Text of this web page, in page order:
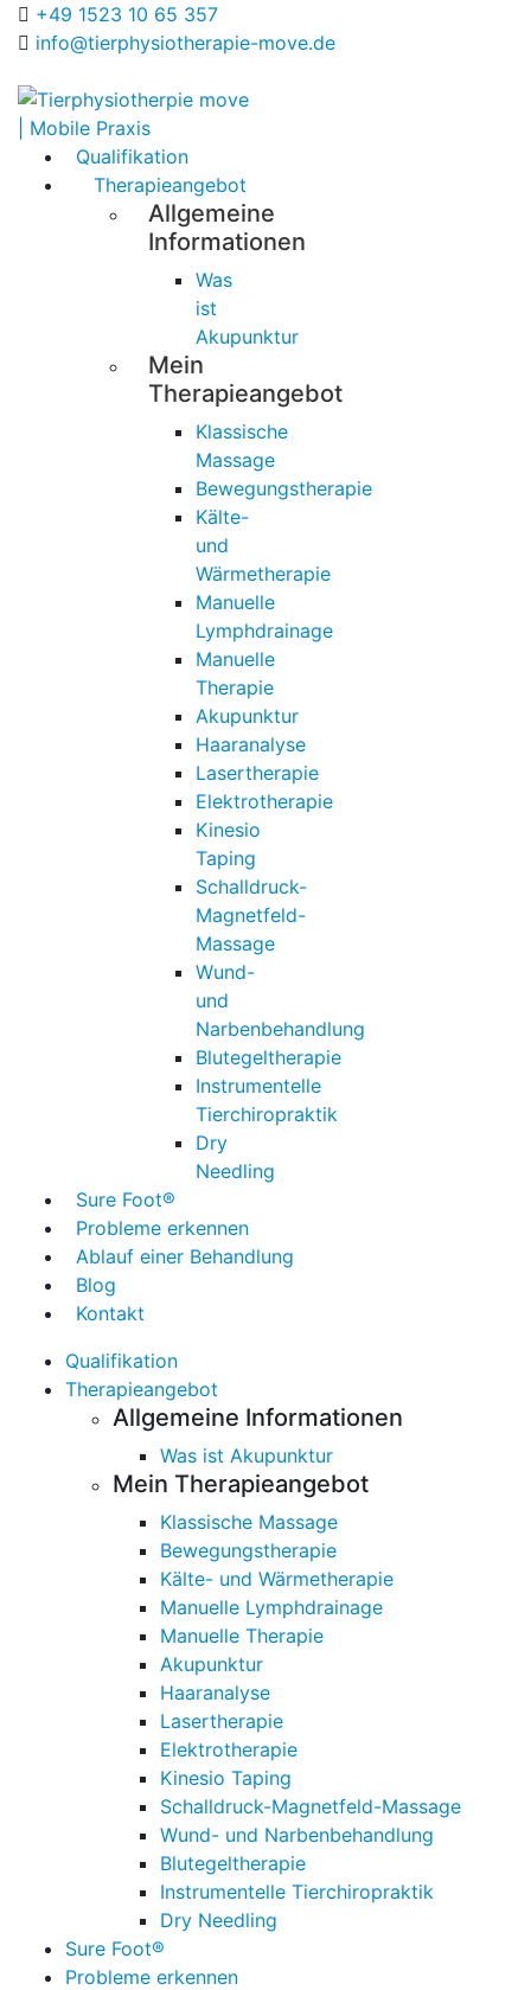
+49 1523 10 65 357
info@tierphysiotherapie-move.de
Qualifikation
Therapieangebot
Allgemeine
Informationen
Was
ist
Akupunktur
Mein
Therapieangebot
Klassische
Massage
Bewegungstherapie
Kälte-
und
Wärmetherapie
Manuelle
Lymphdrainage
Manuelle
Therapie
Akupunktur
Haaranalyse
Lasertherapie
Elektrotherapie
Kinesio
Taping
Schalldruck-
Magnetfeld-
Massage
Wund-
und
Narbenbehandlung
Blutegeltherapie
Instrumentelle
Tierchiropraktik
Dry
Needling
Sure Foot®
Probleme erkennen
Ablauf einer Behandlung
Blog
Kontakt
Qualifikation
Therapieangebot
Allgemeine Informationen
Was ist Akupunktur
Mein Therapieangebot
Klassische Massage
Bewegungstherapie
Kälte- und Wärmetherapie
Manuelle Lymphdrainage
Manuelle Therapie
Akupunktur
Haaranalyse
Lasertherapie
Elektrotherapie
Kinesio Taping
Schalldruck-Magnetfeld-Massage
Wund- und Narbenbehandlung
Blutegeltherapie
Instrumentelle Tierchiropraktik
Dry Needling
Sure Foot®
Probleme erkennen